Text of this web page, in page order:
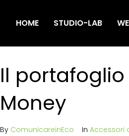
HOME STUDIO-LAB
Il
Money
By ComunicareinEco In Accessori